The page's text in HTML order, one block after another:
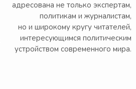
адресована не только экспертам,
политикам и журналистам,
но и широкому кругу читателей,
интересующимся политическим
устройством современного мира.